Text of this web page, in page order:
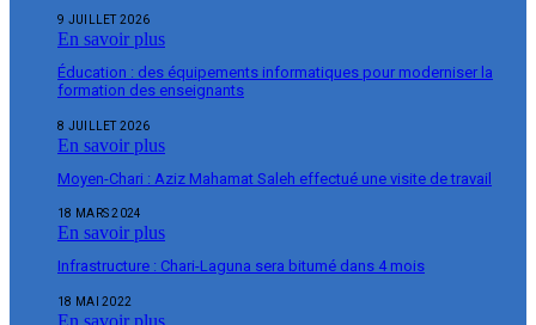
9 JUILLET 2026
En savoir plus
Éducation : des équipements informatiques pour moderniser la
formation des enseignants
8 JUILLET 2026
En savoir plus
Moyen-Chari : Aziz Mahamat Saleh effectué une visite de travail
18 MARS 2024
En savoir plus
Infrastructure : Chari-Laguna sera bitumé dans 4 mois
18 MAI 2022
En savoir plus